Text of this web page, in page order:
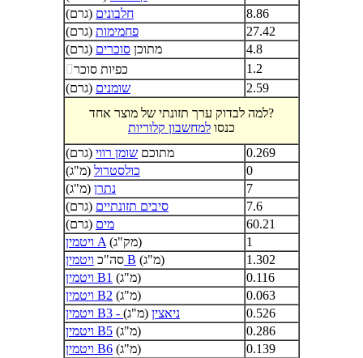
חלבונים (גרם)
8.86
פחמימות (גרם)
27.42
מתוכן סוכרים (גרם)
4.8
כפיות סוכר
1.2
שומנים (גרם)
2.59
למה לבדוק ערך תזונתי של מוצר אחד?
כנסו למחשבון קלוריות
מתוכם שומן רווי (גרם)
0.269
כולסטרול (מ"ג)
0
נתרן (מ"ג)
7
סיבים תזונתיים (גרם)
7.6
מים (גרם)
60.21
ויטמין A
(מק"ג)
1
סה"כ ויטמין B (מ"ג)
1.302
ויטמין B1
(מ"ג)
0.116
ויטמין B2
(מ"ג)
0.063
ויטמין B3 - ניאצין (מ"ג)
0.526
ויטמין B5
(מ"ג)
0.286
ויטמין B6
(מ"ג)
0.139